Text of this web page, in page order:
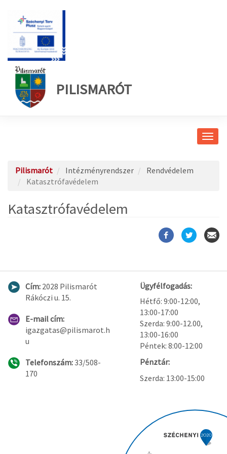
PILISMARÓT
Pilismarót Intézményrendszer
Rendvédelem
Katasztrófavédelem
Katasztrófavédelem
Cím: 2028 Pilismarót
Rákóczi u. 15.
E-mail cím:
igazgatas@pilismarot.h
u
Telefonszám:33/508-
170
Ügyfélfogadás:
Hétfő: 9:00-12:00,
13:00-17:00
Szerda: 9:00-12.00,
13:00-16:00
Péntek: 8:00-12:00
Pénztár:
Szerda: 13:00-15:00